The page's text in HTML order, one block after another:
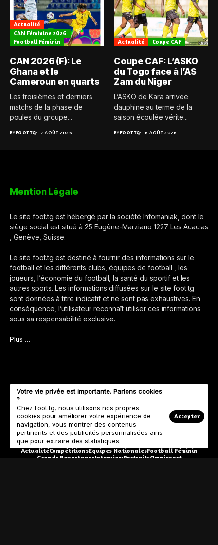
Actualité
CAN Féminine 2026
Football Féminin
CAN 2026 (F): Le
Ghana et le
Cameroun en quarts
Les troisièmes et derniers
matchs de la phase de
poules du groupe...
BYFOOT.TG 7 AOÛT 2026
Actualité Coupe CAF
Coupe CAF: L’ASKO
du Togo face à l’AS
Zam du Niger
L’ASKO de Kara arrivée
dauphine au terme de la
saison écoulée vérite...
BYFOOT.TG 6 AOÛT 2026
Mention Légale
Le site foot.tg est hébergé par la société Infomaniak, dont le
siège social est situé à 25 Eugène-Marziano 1227 Les Acacias
, Genève, Suisse.
Le site foot.tg est destiné à fournir des informations sur le
football et les différents clubs, équipes de football , les
joueurs, l’économie du football, la santé du sportif et les
autres sports. Les informations diffusées sur le site foot.tg
sont données à titre indicatif et ne sont pas exhaustives. En
conséquence, l’utilisateur reconnaît utiliser ces informations
sous sa responsabilité exclusive.
Plus …
ActualitéCompétitionsEquipes NationalesFootball Féminin
Grands ReportagesInterviewPortraitsOmnisport
Votre vie privée est importante. Parlons cookies
?
Chez Foot.tg, nous utilisons nos propres
cookies pour améliorer votre expérience de
navigation, vous montrer des contenus
pertinents et des publicités personnalisées ainsi
que pour extraire des statistiques.
Accepter